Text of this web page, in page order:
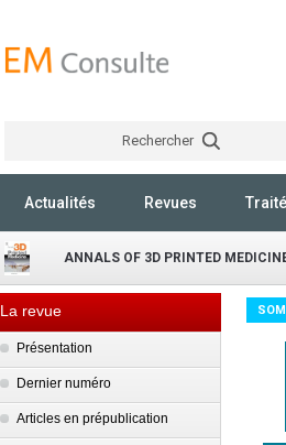
Rechercher
Actualités Revues
ANNALS OF 3D PRINTED
La revue
Présentation
Dernier numéro
Articles en prépublication